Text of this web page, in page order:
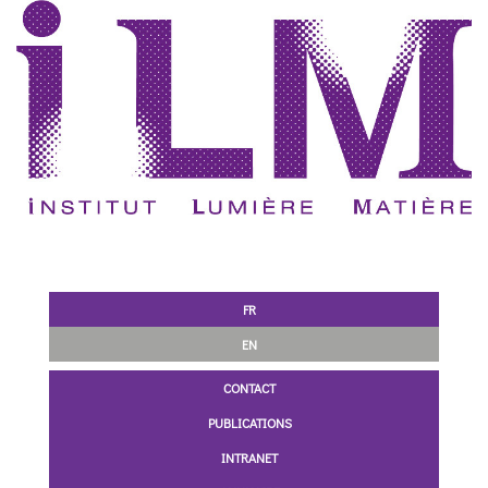
FR
EN
CONTACT
PUBLICATIONS
INTRANET